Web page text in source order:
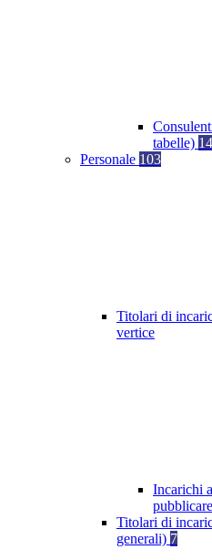
tabelle) 14
Personale 103
Titolari di
vertice
Incarichi
Titolari di
generali) 7